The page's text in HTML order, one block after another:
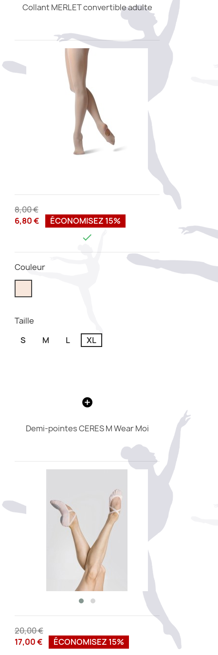
Collant MERLET convertible adulte
8,00 €
6,80 €
ÉCONOMISEZ 15%

Couleur
Taille
S
M L XL
Demi-pointes CERES M Wear Moi
20,00 €
17,00 €
ÉCONOMISEZ 15%